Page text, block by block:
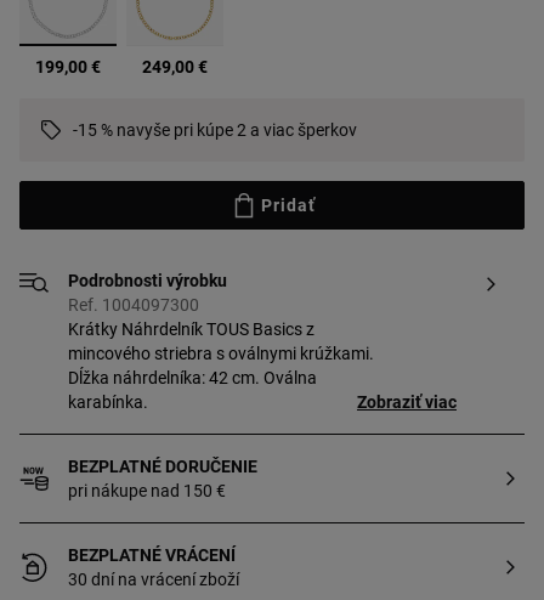
vybrané
199,00 € 249,00 €
-15 % navyše pri kúpe 2 a viac šperkov
Pridať
Podrobnosti výrobku
Ref. 1004097300
Krátky Náhrdelník TOUS Basics z
mincového striebra s oválnymi krúžkami.
Dĺžka náhrdelníka: 42 cm. Oválna
karabínka.
Zobraziť viac
BEZPLATNÉ DORUČENIE
pri nákupe nad 150 €
BEZPLATNÉ VRÁCENÍ
30 dní na vrácení zboží